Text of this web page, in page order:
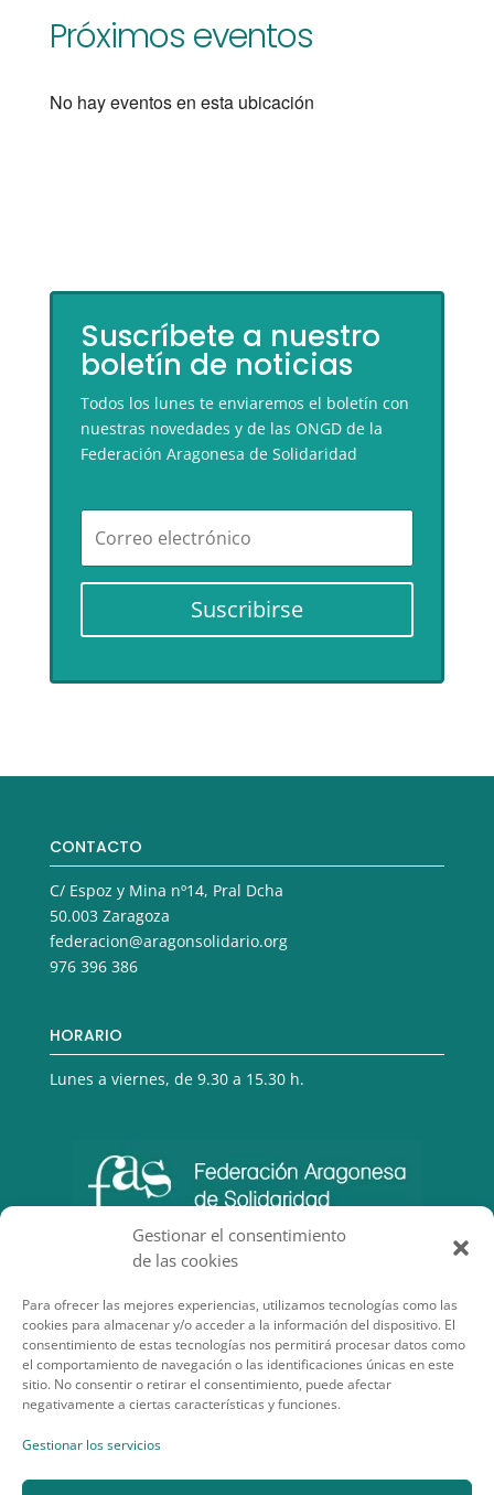
Gestionar el consentimiento
de las cookies
Para ofrecer las mejores experiencias, utilizamos tecnologías como las
cookies para almacenar y/o acceder a la información del dispositivo. El
consentimiento de estas tecnologías nos permitirá procesar datos como
el comportamiento de navegación o las identificaciones únicas en este
sitio. No consentir o retirar el consentimiento, puede afectar
negativamente a ciertas características y funciones.
Gestionar los servicios
Próximos eventos
No hay eventos en esta ubicación
Suscríbete a nuestro
boletín de noticias
Todos los lunes te enviaremos el boletín con
nuestras novedades y de las ONGD de la
Federación Aragonesa de Solidaridad
Suscribirse
CONTACTO
C/ Espoz y Mina nº14, Pral Dcha
50.003 Zaragoza
federacion@aragonsolidario.org
976 396 386
HORARIO
Lunes a viernes, de 9.30 a 15.30 h.
SECCIONES DE INTERÉS